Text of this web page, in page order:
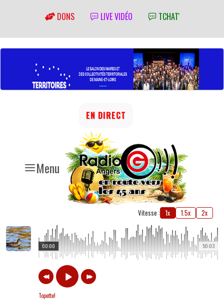
DONS LIVE VIDÉO TCHAT'
Menu
EN DIRECT
Vitesse : 1x 1.5x 2x
50:03
00:00
Topette!